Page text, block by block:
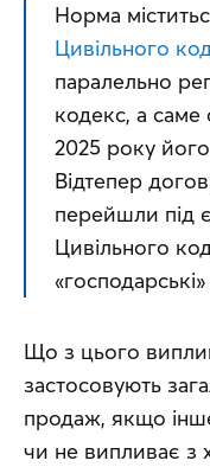
Норма
Цивільного
паралельно
кодекс, а саме
2025 року
Відтепер
перейшли під
Цивільного
Що з цього
застосовують
продаж, якщо
чи не випливає з